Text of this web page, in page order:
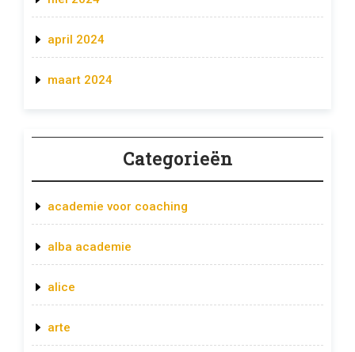
april 2024
maart 2024
Categorieën
academie voor coaching
alba academie
alice
arte